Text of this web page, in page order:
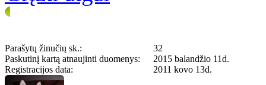
Parašytų žinučių sk.:
32
Paskutinį kartą atnaujinti duomenys:
2015 balandžio 11d.
Registracijos data:
2011 kovo 13d.